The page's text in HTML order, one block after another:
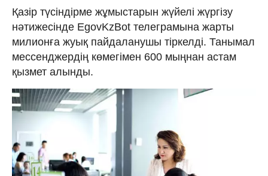
Қазір түсіндірме жұмыстарын жүйелі жүргізу
нәтижесінде EgovKzBot телеграмына жарты
милионға жуық пайдаланушы тіркелді. Танымал
мессенджердің көмегімен 600 мыңнан астам
қызмет алынды.